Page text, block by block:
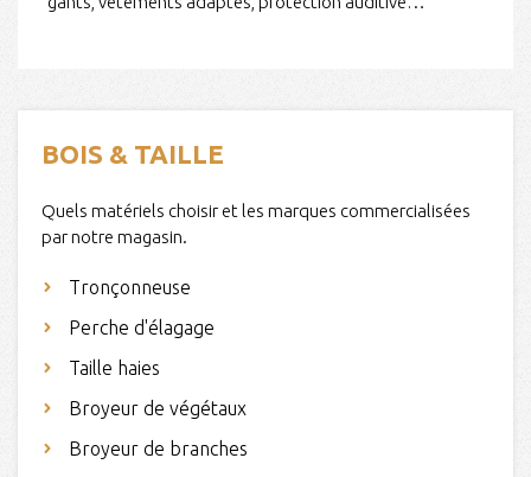
BOIS & TAILLE
Quels matériels choisir et les marques commercialisées
par notre magasin.
Tronçonneuse
Perche d'élagage
Taille haies
Broyeur de végétaux
Broyeur de branches